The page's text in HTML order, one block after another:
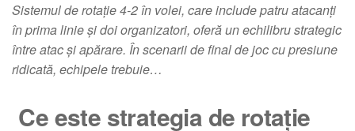
Sistemul de rotație 4-2 în volei, care include patru atacanți
în prima linie și doi organizatori, oferă un echilibru strategic
între atac și apărare. În scenarii de final de joc cu presiune
ridicată, echipele trebuie…
Ce este strategia de rotație